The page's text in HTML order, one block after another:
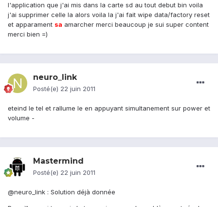
l'application que j'ai mis dans la carte sd au tout debut bin voila
j'ai supprimer celle la alors voila la j'ai fait wipe data/factory reset
et apparament sa amarcher merci beaucoup je sui super content
merci bien =)
neuro_link
Posté(e) 22 juin 2011
eteind le tel et rallume le en appuyant simultanement sur power et
volume -
Mastermind
Posté(e) 22 juin 2011
@neuro_link : Solution déjà donnée